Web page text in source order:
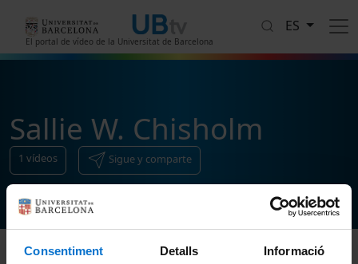
Consentiment Detalls Informació
El portal de vídeo de la Universitat de Barcelona
ES
Sallie W. Chisholm
1 vídeos Sigue y comparte